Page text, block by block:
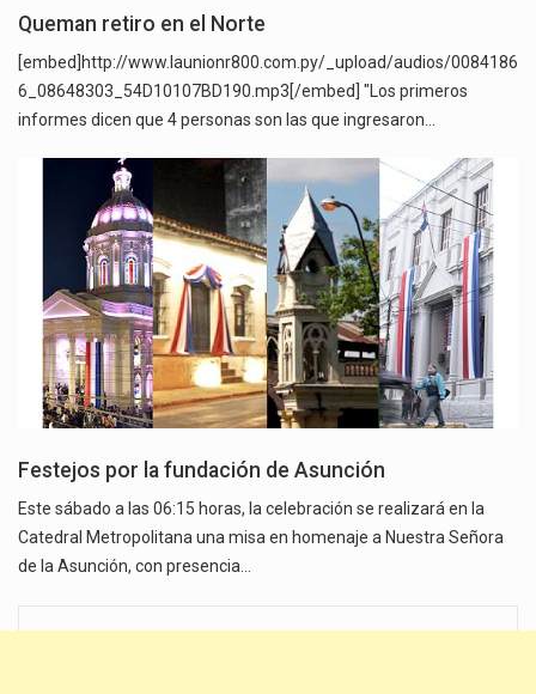
Queman retiro en el Norte
[embed]http://www.launionr800.com.py/_upload/audios/0084186
6_08648303_54D10107BD190.mp3[/embed] "Los primeros
informes dicen que 4 personas son las que ingresaron…
Festejos por la fundación de Asunción
Este sábado a las 06:15 horas, la celebración se realizará en la
Catedral Metropolitana una misa en homenaje a Nuestra Señora
de la Asunción, con presencia…